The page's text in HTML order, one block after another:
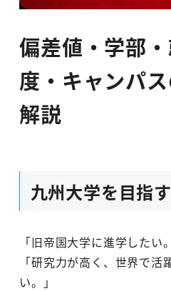
偏差値・学部
度・キャンパ
解説
九州大学を目指
「旧帝国大学に進学したい
「研究力が高く、世界で
い。」